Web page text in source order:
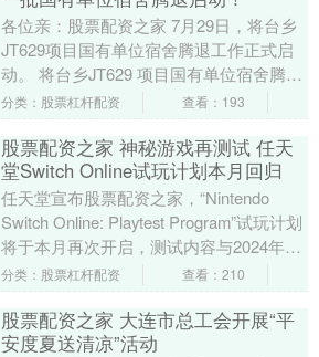
各位亲：股票配资之家 7月29日，将台乡
JT629项目国有单位宿舍腾退工作正式启
动。 将台乡JT629 项目国有单位宿舍腾退
工作自入户调查以来，得到大家的广泛
分类：股票杠杆配资 查看：193
股票配资之家 神秘游戏再测试 任天
堂Switch Online试玩计划本月回归
任天堂宣布股票配资之家，“Nintendo
Switch Online: Playtest Program”试玩计划
将于本月再次开启，测试内容与2024年10
月....
分类：股票杠杆配资 查看：210
股票配资之家 大连市总工会开展“平
安度夏送清凉”活动